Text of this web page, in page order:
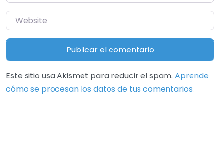
Website
Este sitio usa Akismet para reducir el spam. Aprende
cómo se procesan los datos de tus comentarios.